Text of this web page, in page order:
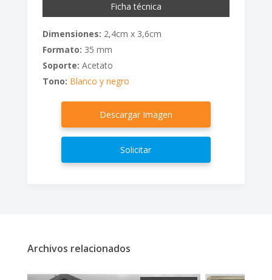
Ficha técnica
Dimensiones: 2,4cm x 3,6cm
Formato: 35 mm
Soporte: Acetato
Tono: Blanco y negro
Descargar Imagen
Solicitar
Archivos relacionados